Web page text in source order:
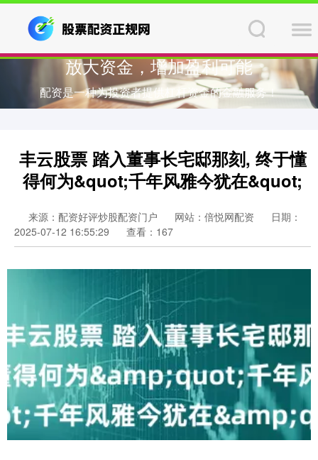
放大资金，增加盈利可能
配资是一种为投资者提供杠杆资金的金融服务！
丰云股票 踏入董事长宅邸那刻, 终于懂
得何为&quot;千年风雅今犹在&quot;
来源：配资好评炒股配资门户 网站：倍悦网配资
日期：
2025-07-12 16:55:29
查看：167